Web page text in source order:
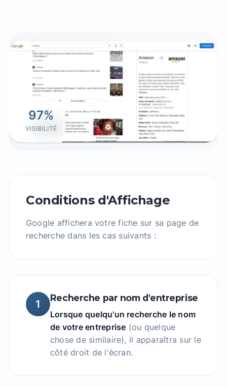
97%
VISIBILITÉ
Conditions d'Affichage
Google affichera votre fiche sur sa page de
recherche dans les cas suivants :
1
Recherche par nom d'entreprise
Lorsque quelqu'un recherche le nom
de votre entreprise (ou quelque
chose de similaire), il apparaîtra sur le
côté droit de l'écran.